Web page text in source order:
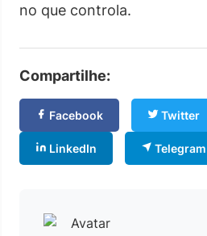
no que controla.
Compartilhe:
Facebook Twitter
LinkedIn Telegram